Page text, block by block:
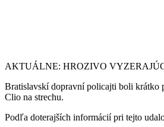
AKTUÁLNE: HROZIVO
Bratislavskí dopravní policajti boli krátko
Clio na strechu.
Podľa doterajších informácií pri tejto